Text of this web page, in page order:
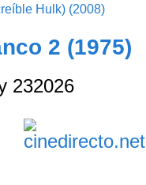
Hulk) (2008)
2 (1975)
232026